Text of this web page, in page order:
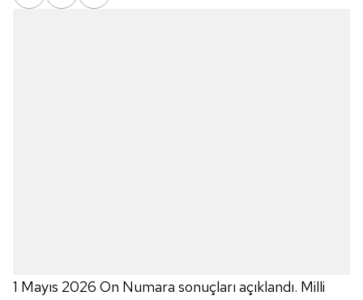
1 Mayıs 2026 On Numara sonuçları açıklandı. Milli